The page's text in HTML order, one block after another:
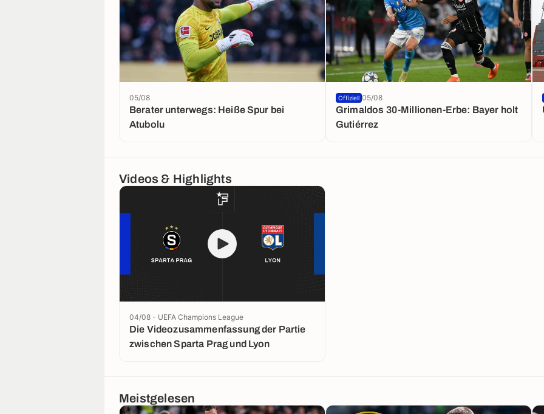
Berater unterwegs: Heiße Spur bei
Atubolu
05/08
Grimaldos 30-Millionen-Erbe: Bayer holt
Gutiérrez
Offiziell 05/08
Videos & Highlights
Die Videozusammenfassung der Partie
zwischen Sparta Prag und Lyon
04/08 - UEFA Champions League
Meistgelesen